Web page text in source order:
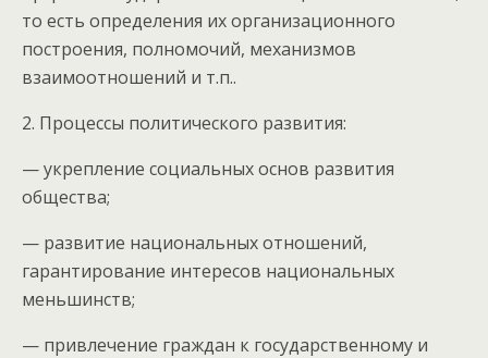
то есть определения их организационного
построения, полномочий, механизмов
взаимоотношений и т.п..
2. Процессы политического развития:
— укрепление социальных основ развития
общества;
— развитие национальных отношений,
гарантирование интересов национальных
меньшинств;
— привлечение граждан к государственному и